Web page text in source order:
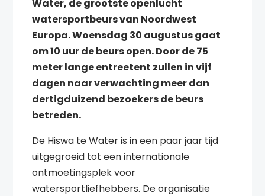
Water, de grootste openlucht
watersportbeurs van Noordwest
Europa. Woensdag 30 augustus gaat
om 10 uur de beurs open. Door de 75
meter lange entreetent zullen in vijf
dagen naar verwachting meer dan
dertigduizend bezoekers de beurs
betreden.
De Hiswa te Water is in een paar jaar tijd
uitgegroeid tot een internationale
ontmoetingsplek voor
watersportliefhebbers. De organisatie